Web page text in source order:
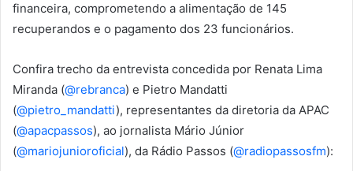
financeira, comprometendo a alimentação de 145
recuperandos e o pagamento dos 23 funcionários.
Confira trecho da entrevista concedida por Renata Lima
Miranda (@rebranca) e Pietro Mandatti
(@pietro_mandatti), representantes da diretoria da APAC
(@apacpassos), ao jornalista Mário Júnior
(@mariojunioroficial), da Rádio Passos (@radiopassosfm):